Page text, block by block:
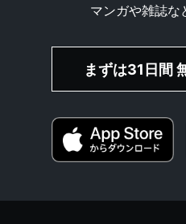
マンガや雑誌な
まずは31日間